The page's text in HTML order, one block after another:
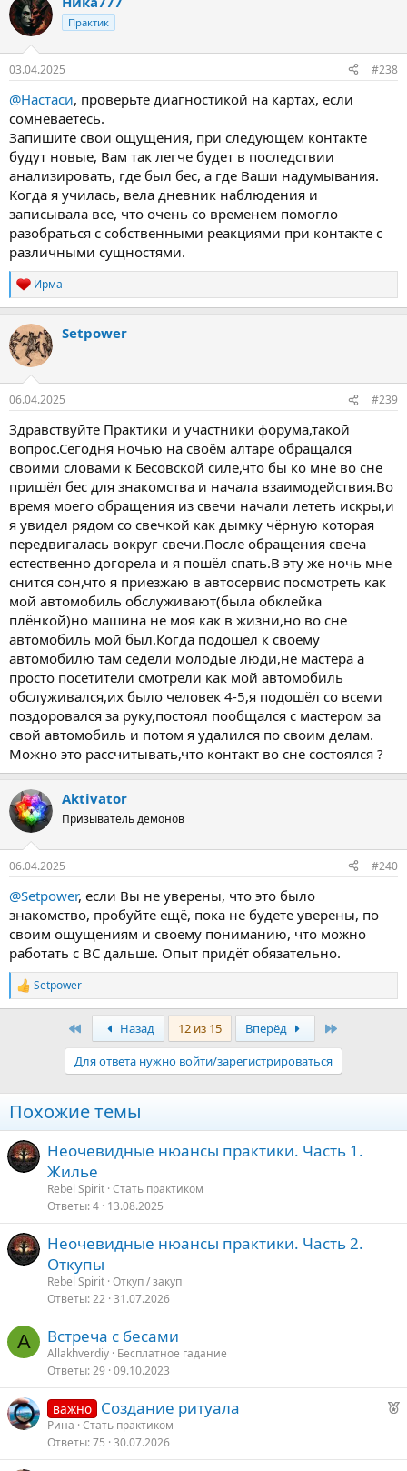
Практик
03.04.2025 #238
@Настаси, проверьте диагностикой на картах, если
сомневаетесь.
Запишите свои ощущения, при следующем контакте
будут новые, Вам так легче будет в последствии
анализировать, где был бес, а где Ваши надумывания.
Когда я училась, вела дневник наблюдения и
записывала все, что очень со временем помогло
разобраться с собственными реакциями при контакте с
различными сущностями.
Р
е
к
ц
и
Ирма
Setpower
06.04.2025 #239
Здравствуйте Практики и участники форума,такой
вопрос.Сегодня ночью на своём алтаре обращался
своими словами к Бесовской силе,что бы ко мне во сне
пришёл бес для знакомства и начала взаимодействия.Во
время моего обращения из свечи начали лететь искры,и
я увидел рядом со свечкой как дымку чёрную которая
передвигалась вокруг свечи.После обращения свеча
естественно догорела и я пошёл спать.В эту же ночь мне
снится сон,что я приезжаю в автосервис посмотреть как
мой автомобиль обслуживают(была обклейка
плёнкой)но машина не моя как в жизни,но во сне
автомобиль мой был.Когда подошёл к своему
автомобилю там седели молодые люди,не мастера а
просто посетители смотрели как мой автомобиль
обслуживался,их было человек 4-5,я подошёл со всеми
поздоровался за руку,постоял пообщался с мастером за
свой автомобиль и потом я удалился по своим делам.
Можно это рассчитывать,что контакт во сне состоялся ?
Aktivator
Призыватель демонов
06.04.2025 #240
@Setpower, если Вы не уверены, что это было
знакомство, пробуйте ещё, пока не будете уверены, по
своим ощущениям и своему пониманию, что можно
работать с ВС дальше. Опыт придёт обязательно.
Р
е
:
Setpower
ПервыйНазад 12 из 15 Вперёд
Для ответа нужно войти/зарегистрироваться
Похожие темы
Неочевидные нюансы практики. Часть 1.
Жилье
Rebel Spirit Стать практиком
Ответы 4 13.08.2025
Неочевидные нюансы практики. Часть 2.
Откупы
Rebel Spirit Откуп / закуп
Ответы 22 31.07.2026
A Встреча с бесами
Allakhverdiy Бесплатное гадание
Ответы 29 09.10.2023
Р
о
важно Создание ритуала
Рина Стать практиком
Ответы 75 30.07.2026